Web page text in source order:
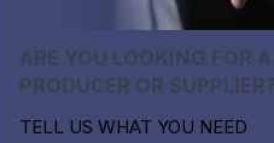
ARE YOU LOOKING FOR A
PRODUCER OR
TELL US WHAT YOU NEED